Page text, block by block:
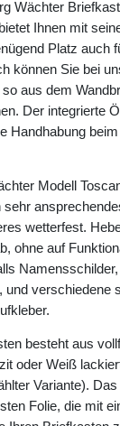
Wächter
Ihnen mit
Platz auch
können Sie bei
aus dem
Der integrierte
Handhabung
Modell
wetterfest.
ohne auf
und verschiedene
besteht aus
oder Weiß
Variante).
Folie, die mit